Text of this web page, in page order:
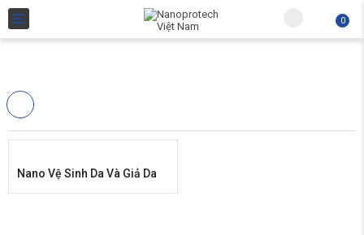
Toggle navigation 0
Nano Vệ Sinh Da Và Giả Da